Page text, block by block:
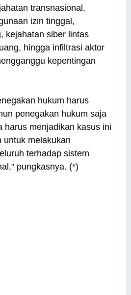
transnasional,
izin tinggal,
kejahatan siber lintas
hingga infiltrasi aktor
kepentingan
hukum harus
penegakan hukum saja
harus menjadikan kasus ini
untuk melakukan
terhadap sistem
pungkasnya. (*)